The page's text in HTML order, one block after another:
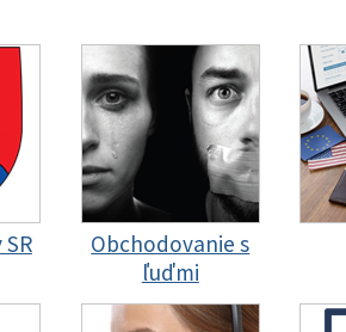
Obchodovanie s
ľuďmi